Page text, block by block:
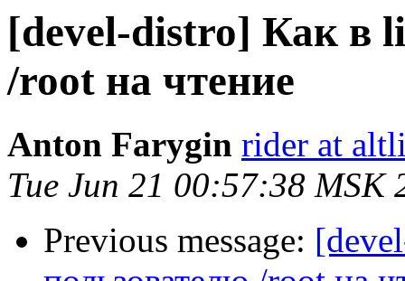
[devel-distro] Как в
/root на чтение
Anton Farygin rider at
Tue Jun 21 00:57:38 MSK
Previous message: